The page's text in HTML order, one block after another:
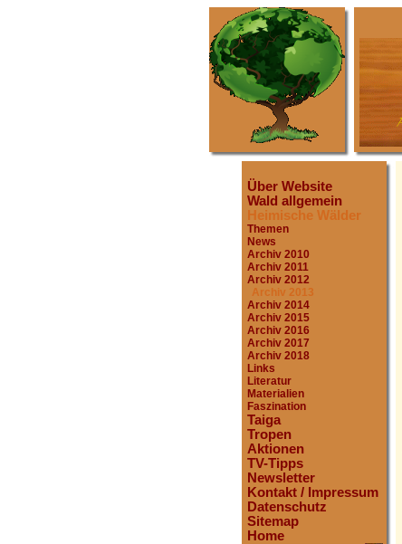
Über Website
Wald allgemein
Heimische Wälder
Themen
News
Archiv 2010
Archiv 2011
Archiv 2012
Archiv 2013
Archiv 2014
Archiv 2015
Archiv 2016
Archiv 2017
Archiv 2018
Links
Literatur
Materialien
Faszination
Taiga
Tropen
Aktionen
TV-Tipps
Newsletter
Kontakt / Impressum
Datenschutz
Sitemap
Home